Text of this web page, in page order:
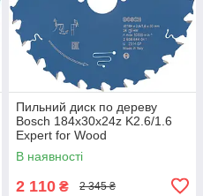
Пильний диск по дереву
Bosch 184x30x24z K2.6/1.6
Expert for Wood
В наявності
2 110 ₴ 2 345 ₴